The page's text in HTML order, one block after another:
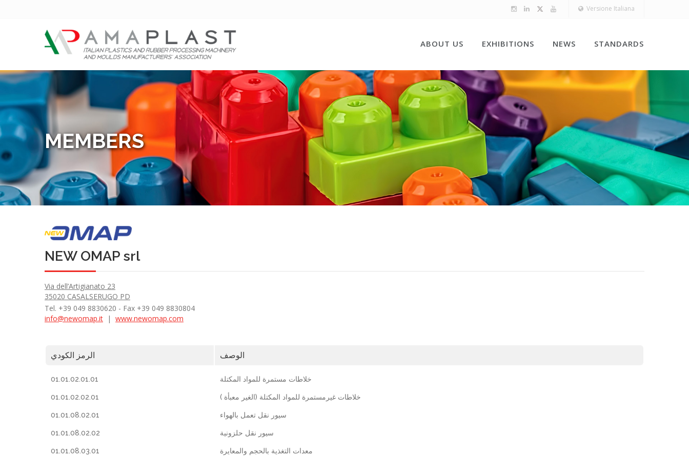
Versione Italiana
ABOUT US EXHIBITIONS NEWS STANDARDS
MEMBERS
NEW OMAP srl
Via dell’Artigianato 23
35020 CASALSERUGO PD
Tel. +39 049 8830620 - Fax +39 049 8830804
info@newomap.it | www.newomap.com
الرمز الكودي الوصف
01.01.02.01.01 خلاطات مستمرة للمواد المكتلة
01.01.02.02.01 خلاطات غيرمستمرة للمواد المكتلة (الغير معبأة )
01.01.08.02.01 سيور نقل تعمل بالهواء
01.01.08.02.02 سيور نقل حلزونية
01.01.08.03.01 معدات التغذية بالحجم والمعايرة